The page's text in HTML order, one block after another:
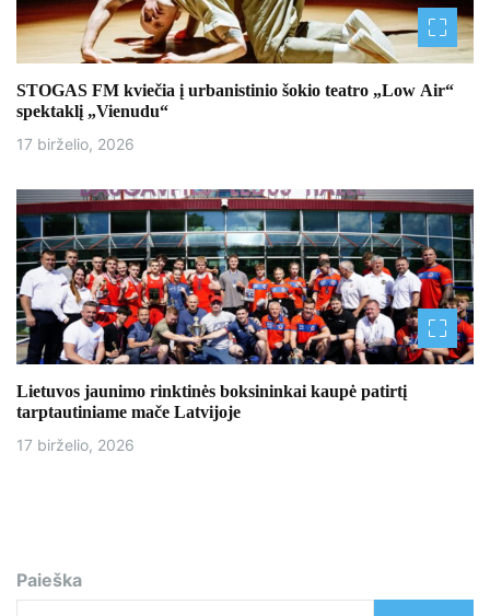
STOGAS FM kviečia į urbanistinio šokio teatro „Low Air“
spektaklį „Vienudu“
17 birželio, 2026
Lietuvos jaunimo rinktinės boksininkai kaupė patirtį
tarptautiniame mače Latvijoje
17 birželio, 2026
Paieška